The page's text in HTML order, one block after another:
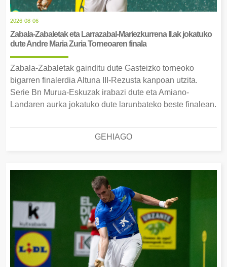
2026-08-06
Zabala-Zabaletak eta Larrazabal-Mariezkurrena II.ak jokatuko
dute Andre Maria Zuria Torneoaren finala
Zabala-Zabaletak gainditu dute Gasteizko torneoko
bigarren finalerdia Altuna III-Rezusta kanpoan utzita.
Serie Bn Murua-Eskuzak irabazi dute eta Amiano-
Landaren aurka jokatuko dute larunbateko beste finalean.
GEHIAGO